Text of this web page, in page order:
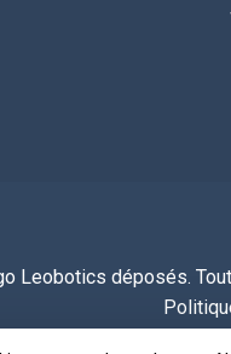
Leobotics déposés.